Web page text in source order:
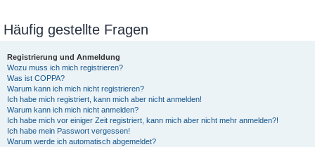
Häufig gestellte Fragen
Registrierung und Anmeldung
Wozu muss ich mich registrieren?
Was ist COPPA?
Warum kann ich mich nicht registrieren?
Ich habe mich registriert, kann mich aber nicht anmelden!
Warum kann ich mich nicht anmelden?
Ich habe mich vor einiger Zeit registriert, kann mich aber nicht mehr anmelden?!
Ich habe mein Passwort vergessen!
Warum werde ich automatisch abgemeldet?